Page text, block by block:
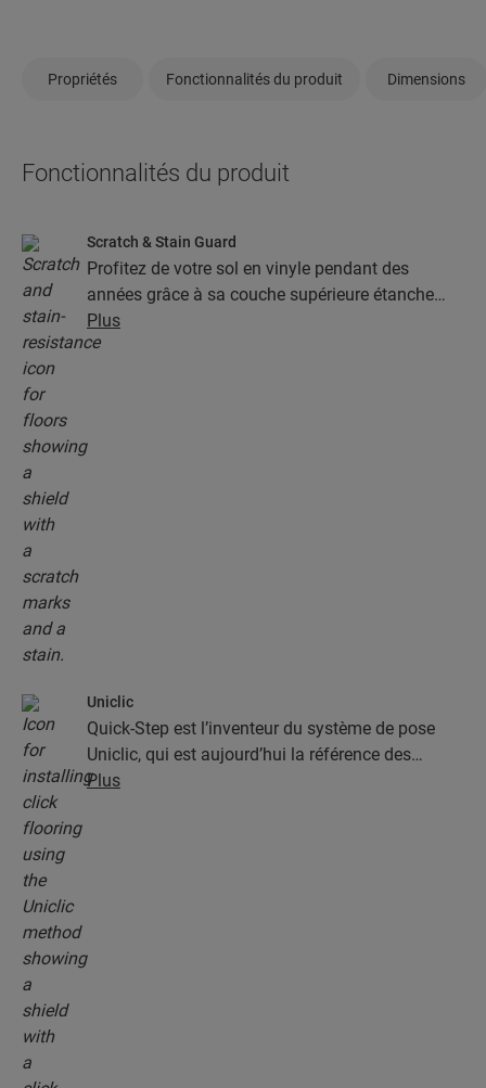
Propriétés Fonctionnalités du produit Dimensions
Fonctionnalités du produit
Scratch & Stain Guard
Profitez de votre sol en vinyle pendant des
années grâce à sa couche supérieure étanche
dotée de la technologie Stain & Scratch Guard.
Cette couche garantit une protection supérieure
Plus
Uniclic
Quick-Step est l’inventeur du système de pose
Uniclic, qui est aujourd’hui la référence des
systèmes de pose par encliquetage. Utilisez le
Plus